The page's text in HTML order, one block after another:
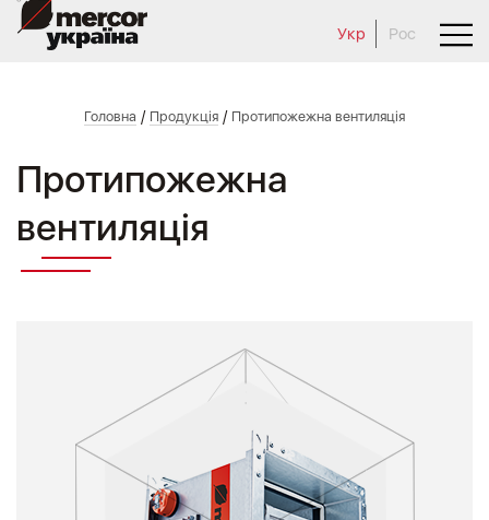
Укр Рос
Головна / Продукція / Протипожежна вентиляція
Протипожежна
вентиляція